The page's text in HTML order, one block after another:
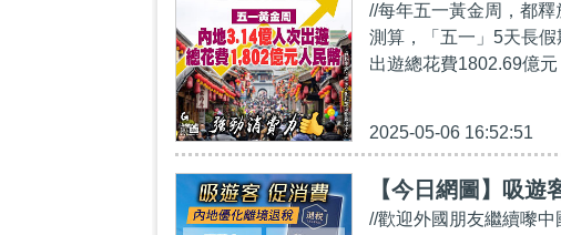
//每年五一黃金周，都
測算，「五一」5天長
出遊總花費1802.69億
2025-05-06 16:52:51
【今日網圖】吸遊
//歡迎外國朋友繼續嚟